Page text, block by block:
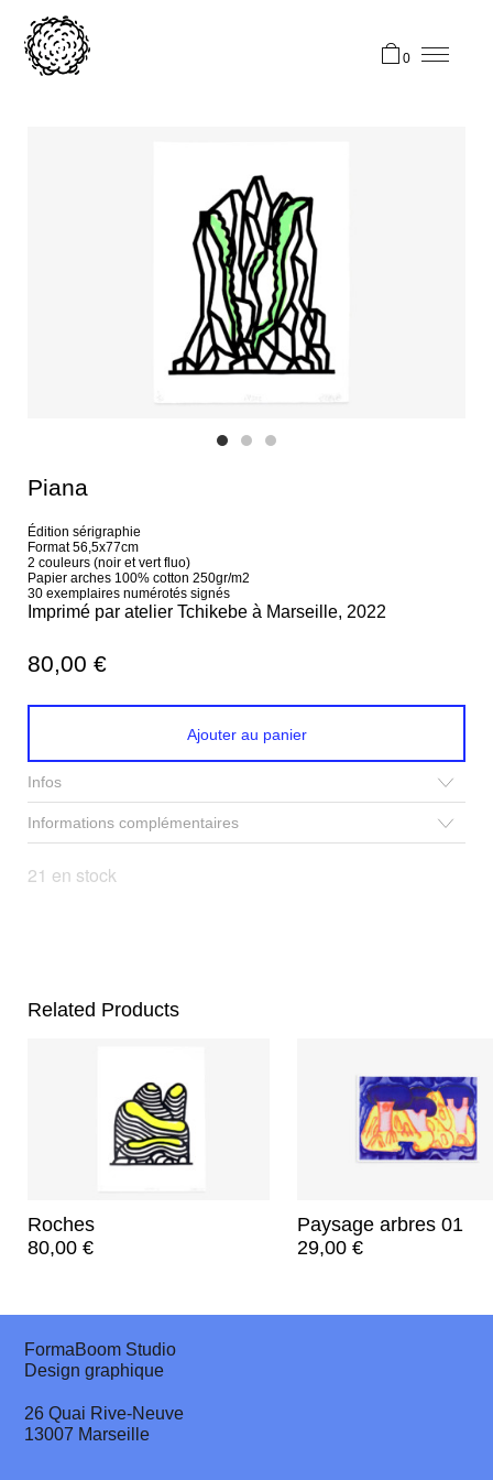
0
Piana
Édition sérigraphie
Format 56,5x77cm
2 couleurs (noir et vert fluo)
Papier arches 100% cotton 250gr/m2
30 exemplaires numérotés signés
Imprimé par atelier Tchikebe à Marseille, 2022
80,00 €
21 en stock
Ajouter au panier
Infos
Informations complémentaires
Related Products
Roches
80,00 €
Paysage arbres 01
29,00 €
FormaBoom Studio
Design graphique
26 Quai Rive-Neuve
13007 Marseille